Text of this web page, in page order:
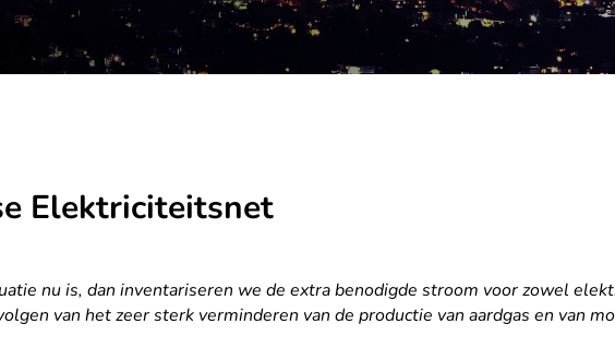
Elektriciteitsnet
nu is, dan inventariseren we de extra benodigde stroom voor zowel
van het zeer sterk verminderen van de productie van aardgas en van